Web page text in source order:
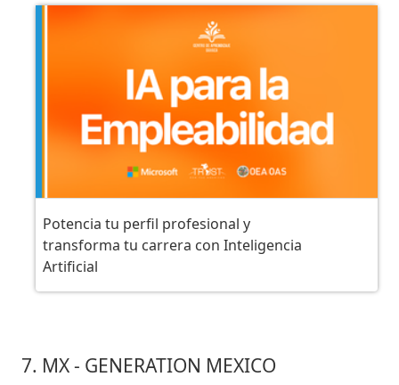
Potencia tu perfil profesional y
transforma tu carrera con Inteligencia
Artificial
7. MX - GENERATION MEXICO